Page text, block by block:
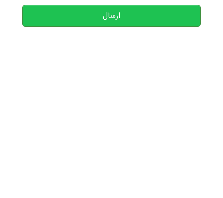
ارسال